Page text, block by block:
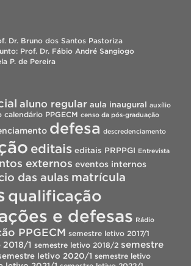
Dr. Bruno dos Santos Pastoriza
Prof. Dr. Fábio André Sangiogo
P. de Pereira
aluno regular aula inaugural auxílio
calendário PPGECM censo da pós-graduação
defesa descredenciamento
editais editais PRPPGI Entrevista
externos eventos internos
das aulas matrícula
qualificação
e defesas Rádio
PPGECM semestre letivo 2017/1
2018/1 semestre letivo 2018/2 semestre
letivo 2020/1 semestre letivo